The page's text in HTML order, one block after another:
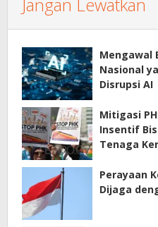
Jangan Lewatkan
Mengawal
Nasional
Disrupsi AI
Mitigasi
Insentif
Tenaga
Perayaan
Dijaga